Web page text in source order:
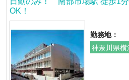
OK！
勤務地：
神奈川県